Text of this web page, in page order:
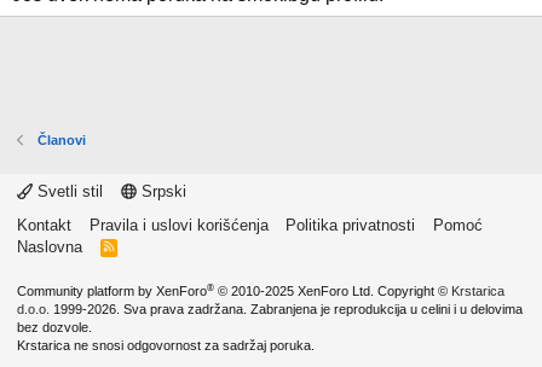
Članovi
Svetli stil
Srpski
Kontakt
Pravila i uslovi korišćenja Politika privatnosti
Pomoć
Naslovna
R
Community platform by XenForo® © 2010-2025 XenForo Ltd. Copyright © Krstarica
d.o.o. 1999-2026. Sva prava zadržana. Zabranjena je reprodukcija u celini i u delovima
bez dozvole.
Krstarica ne snosi odgovornost za sadržaj poruka.